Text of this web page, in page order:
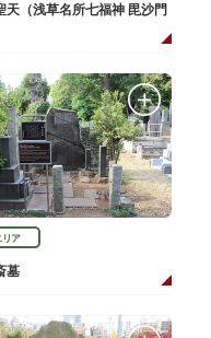
天（浅草名所七福神 毘沙門
リア
墓